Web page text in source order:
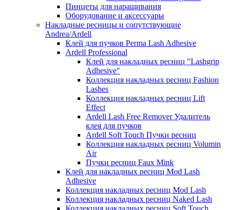
Пинцеты для наращивания
Оборудование и аксессуары
Накладные ресницы и сопутствующие
Andrea/Ardell
Клей для пучков Perma Lash Adhesive
Ardell Professional
Клей для накладных ресниц "Lashgrip
Adhesive"
Коллекция накладных ресниц Fashion
Lashes
Коллекция накладных ресниц Lift
Effect
Ardell Lash Free Remover Удалитель
клея для пучков
Ardell Soft Touch Пучки ресниц
Коллекция накладных ресниц Volumin
Air
Пучки ресниц Faux Mink
Клей для накладных ресниц Mod Lash
Adhesive
Коллекция накладных ресниц Mod Lash
Коллекция накладных ресниц Naked Lash